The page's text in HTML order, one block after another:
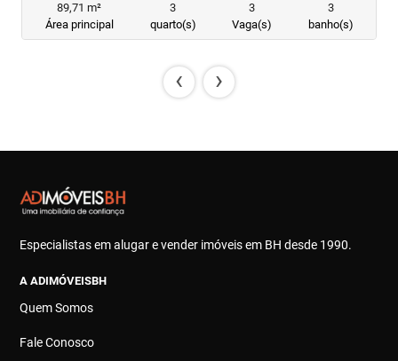
89,71 m²
Área principal
3
quarto(s)
3
Vaga(s)
3
banho(s)
‹ ›
Especialistas em alugar e vender imóveis em BH desde 1990.
A ADIMÓVEISBH
Quem Somos
Fale Conosco